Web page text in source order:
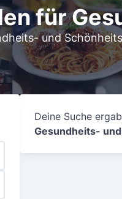
für
und
Deine Suche
Gesundheits-